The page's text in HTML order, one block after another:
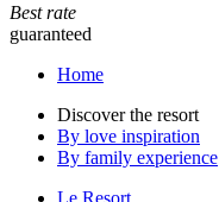
Best rate
guaranteed
Home
Discover the resort
By love inspiration
By family experience
Le Resort